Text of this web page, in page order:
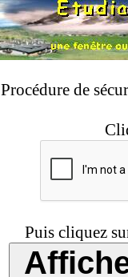
Procédure de
Puis cliquez